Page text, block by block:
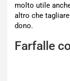
molto utile
altro che
dono.
Farfalle